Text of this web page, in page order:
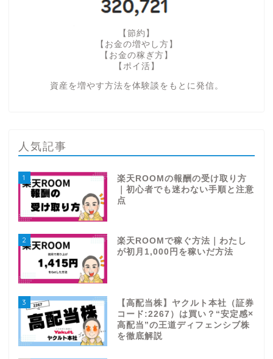
【節約】
【お金の増やし方】
【お金の稼ぎ方】
【ポイ活】
資産を増やす方法を体験談をもとに発信。
人気記事
1
楽天ROOMの報酬の受け取り方
｜初心者でも迷わない手順と注意
点
2
楽天ROOMで稼ぐ方法｜わたし
が初月1,000円を稼いだ方法
3
【高配当株】ヤクルト本社（証券
コード:2267）は買い？“安定感×
高配当”の王道ディフェンシブ株
を徹底解説